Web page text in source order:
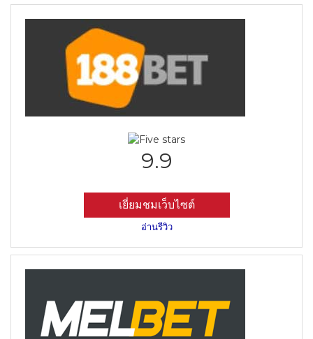
9.9
เยี่ยมชมเว็บไซต์
อ่านรีวิว